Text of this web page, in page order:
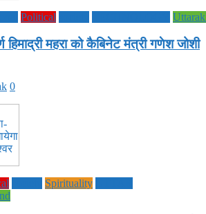
Political
हिमाद्री महरा को कैबिनेट मंत्री गणेश जोशी
0
Spirituality